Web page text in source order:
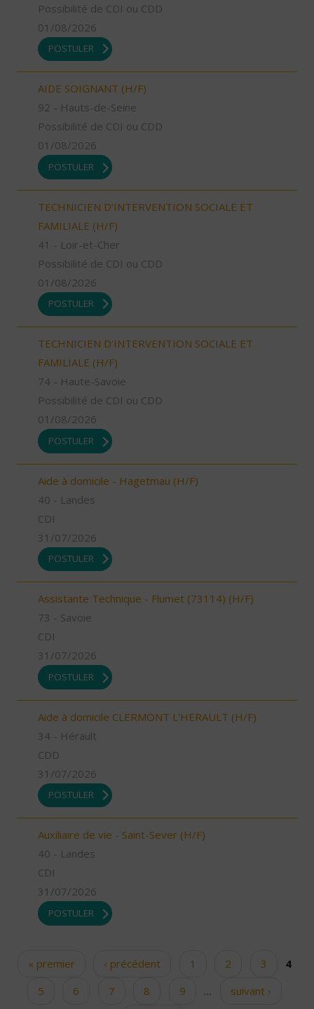
Possibilité de CDI ou CDD
01/08/2026
POSTULER
AIDE SOIGNANT (H/F)
92 - Hauts-de-Seine
Possibilité de CDI ou CDD
01/08/2026
POSTULER
TECHNICIEN D’INTERVENTION SOCIALE ET
FAMILIALE (H/F)
41 - Loir-et-Cher
Possibilité de CDI ou CDD
01/08/2026
POSTULER
TECHNICIEN D’INTERVENTION SOCIALE ET
FAMILIALE (H/F)
74 - Haute-Savoie
Possibilité de CDI ou CDD
01/08/2026
POSTULER
Aide à domicile - Hagetmau (H/F)
40 - Landes
CDI
31/07/2026
POSTULER
Assistante Technique - Flumet (73114) (H/F)
73 - Savoie
CDI
31/07/2026
POSTULER
Aide à domicile CLERMONT L'HERAULT (H/F)
34 - Hérault
CDD
31/07/2026
POSTULER
Auxiliaire de vie - Saint-Sever (H/F)
40 - Landes
CDI
31/07/2026
POSTULER
Pages« premier ‹ précédent 1 2 3
4
5
6 7 8 9 …
suivant ›